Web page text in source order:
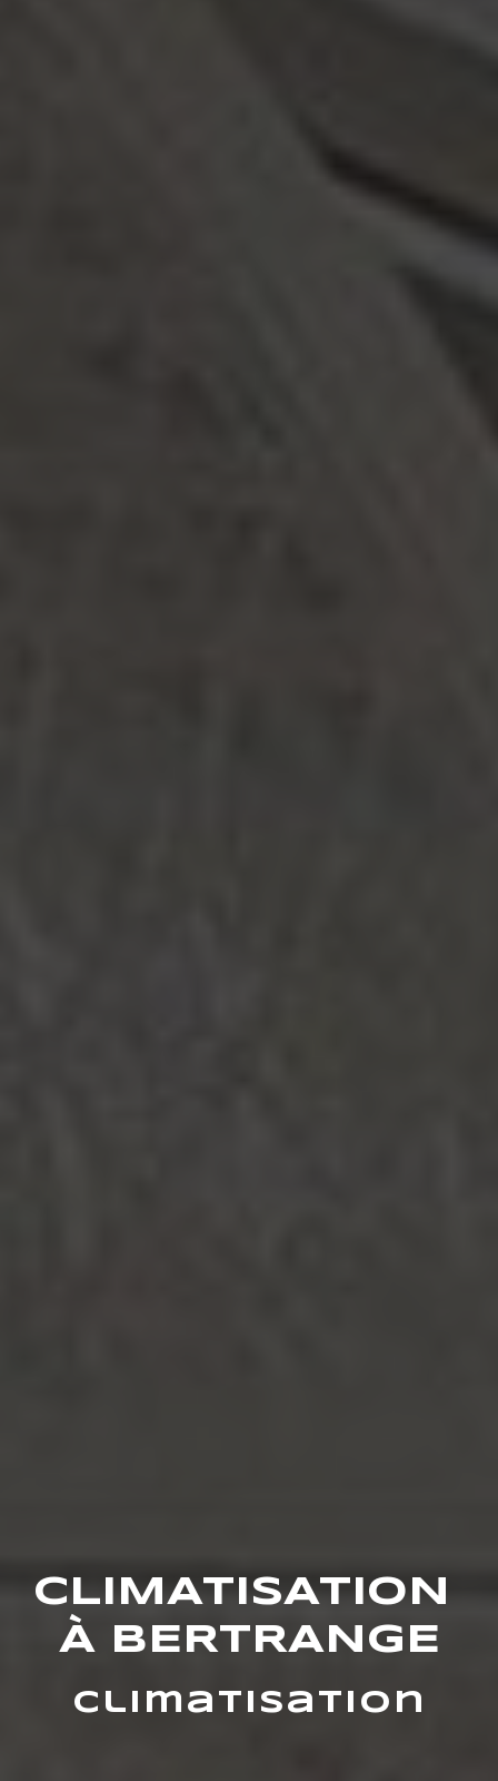
CLIMATISATION
À BERTRANGE
Climatisation